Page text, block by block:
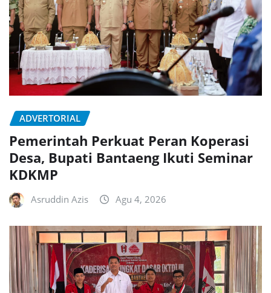
ADVERTORIAL
Pemerintah Perkuat Peran Koperasi
Desa, Bupati Bantaeng Ikuti Seminar
KDKMP
Asruddin Azis Agu 4, 2026